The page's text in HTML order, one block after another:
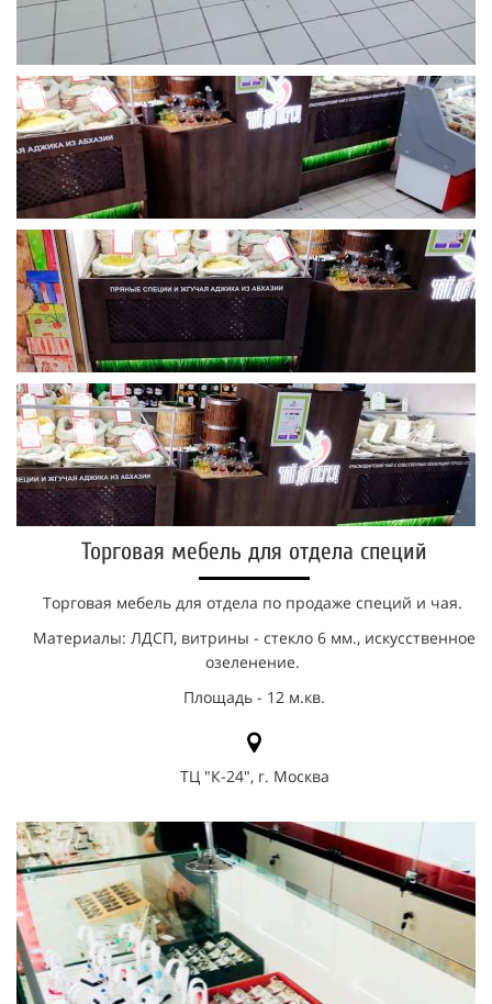
Торговая мебель для отдела специй
Торговая мебель для отдела по продаже специй и чая.
Материалы: ЛДСП, витрины - стекло 6 мм., искусственное
озеленение.
Площадь - 12 м.кв.
ТЦ "К-24", г. Москва